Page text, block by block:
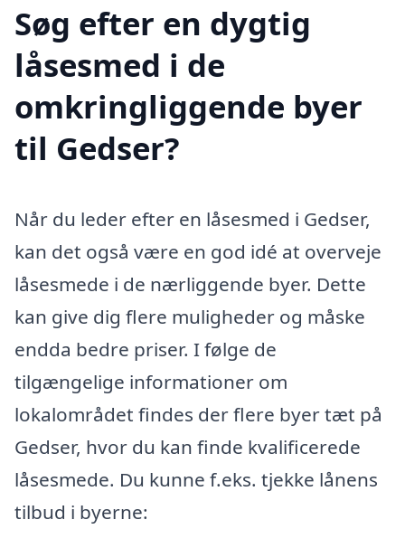
Søg efter en dygtig
låsesmed i de
omkringliggende byer
til Gedser?
Når du leder efter en låsesmed i Gedser,
kan det også være en god idé at overveje
låsesmede i de nærliggende byer. Dette
kan give dig flere muligheder og måske
endda bedre priser. I følge de
tilgængelige informationer om
lokalområdet findes der flere byer tæt på
Gedser, hvor du kan finde kvalificerede
låsesmede. Du kunne f.eks. tjekke lånens
tilbud i byerne: